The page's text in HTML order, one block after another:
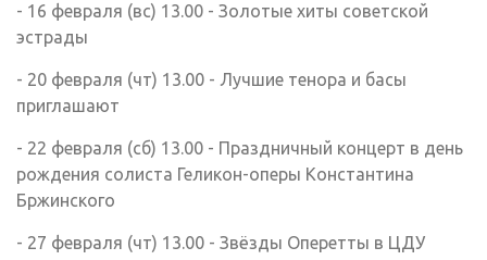
- 16 февраля (вс) 13.00 - Золотые хиты советской
эстрады
- 20 февраля (чт) 13.00 - Лучшие тенора и басы
приглашают
- 22 февраля (сб) 13.00 - Праздничный концерт в день
рождения солиста Геликон-оперы Константина
Бржинского
- 27 февраля (чт) 13.00 - Звёзды Оперетты в ЦДУ